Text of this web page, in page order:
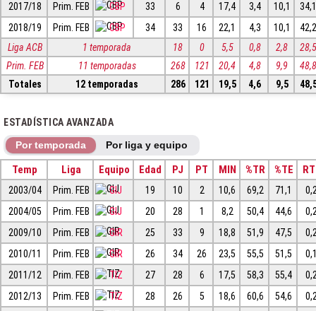
2017/18
Prim. FEB CBP 33 6 4 17,4 3,4 10,1
2018/19
Prim. FEB CBP 34 33 16 22,1 4,3 10,1
Liga ACB
1 temporada 18 0 5,5 0,8 2,8
Prim. FEB
11 temporadas 268 121 20,4 4,8 9,9
Totales
12 temporadas 286 121 19,5 4,6 9,5
ESTADÍSTICA AVANZADA
Por temporada Por liga y equipo
Temp Liga Equipo Edad PJ PT MIN %TR %TE
2003/04 Prim. FEB GIJ 19 10 2 10,6 69,2 71,1
2004/05
Prim. FEB GIJ 20 28 1 8,2 50,4 44,6
2009/10
Prim. FEB GIR 25 33 9 18,8 51,9 47,5
2010/11
Prim. FEB GIR 26 34 26 23,5 55,5 51,5
2011/12
Prim. FEB TIZ 27 28 6 17,5 58,3 55,4
2012/13
Prim. FEB TIZ 28 26 5 18,6 60,6 54,6